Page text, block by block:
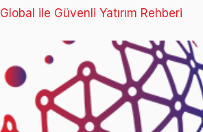
Global ile Güvenli Yatırım Rehberi